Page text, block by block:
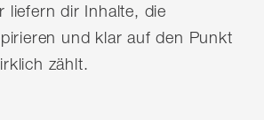
liefern dir Inhalte, die
und klar auf den Punkt
zählt.